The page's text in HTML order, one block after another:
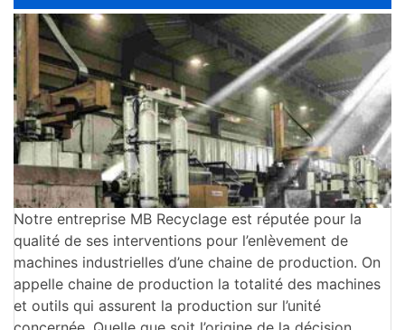
Notre entreprise MB Recyclage est réputée pour la
qualité de ses interventions pour l’enlèvement de
machines industrielles d’une chaine de production. On
appelle chaine de production la totalité des machines
et outils qui assurent la production sur l’unité